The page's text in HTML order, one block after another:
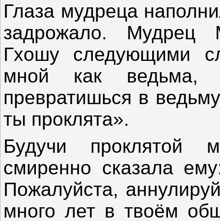
Глаза мудреца
задрожало. Мудрец
Гхошу следующими
мной как ведьма,
превратишься в
ты проклята».
Будучи проклятой
смиренно сказала
Пожалуйста,
много лет в твоём